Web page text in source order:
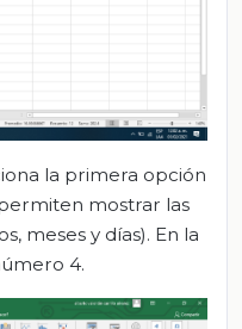
la primera opción
mostrar las
meses y días). En la
4.